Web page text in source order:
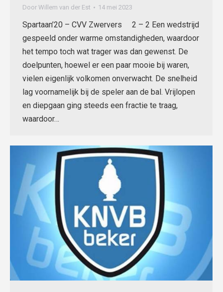
Door Willem van der Est 14 mei 2023
Spartaan’20 – CVV Zwervers 2 – 2 Een wedstrijd
gespeeld onder warme omstandigheden, waardoor
het tempo toch wat trager was dan gewenst. De
doelpunten, hoewel er een paar mooie bij waren,
vielen eigenlijk volkomen onverwacht. De snelheid
lag voornamelijk bij de speler aan de bal. Vrijlopen
en diepgaan ging steeds een fractie te traag,
waardoor…